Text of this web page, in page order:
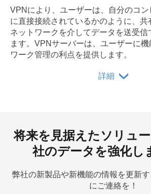
VPNにより、ユーザーは、自分のコ
に直接接続されているかのように、共
ネットワークを介してデータを送受信
ます。VPNサーバーは、ユーザーに機
ワーク管理の利点を提供します。
詳細
将来を見据えたソリュ
社のデータを強化し
弊社の新製品や新機能の情報を更新
にご連絡を！